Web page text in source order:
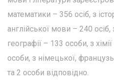
математики – 356 осіб, з
англійської мови – 240 осіб,
географії – 133 особи, з
особи, з німецької,
та 2 особи відповідно.